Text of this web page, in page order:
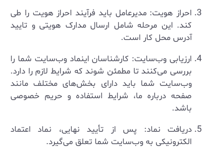
احراز هویت: مدیرعامل باید فرآیند احراز هویت را طی
کند. این مرحله شامل ارسال مدارک هویتی و تایید
آدرس محل کار است.
ارزیابی وب‌سایت: کارشناسان اینماد وب‌سایت شما را
بررسی می‌کنند تا مطمئن شوند که شرایط لازم را دارد.
وب‌سایت شما باید دارای بخش‌های مختلف مانند
صفحه درباره ما، شرایط استفاده و حریم خصوصی
باشد.
دریافت نماد: پس از تأیید نهایی، نماد اعتماد
الکترونیکی به وب‌سایت شما تعلق می‌گیرد.